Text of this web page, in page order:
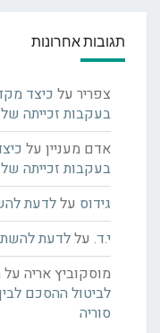
תגובות אחרונות
צפרירעל כיצד
בעקבות זכייתה של
אדם מענייןעל
בעקבות זכייתה של
גידוס עללדעת
י.ד.עללדעת
מוסקוביץ אריהעל
לביטול ההסכם
סוריה